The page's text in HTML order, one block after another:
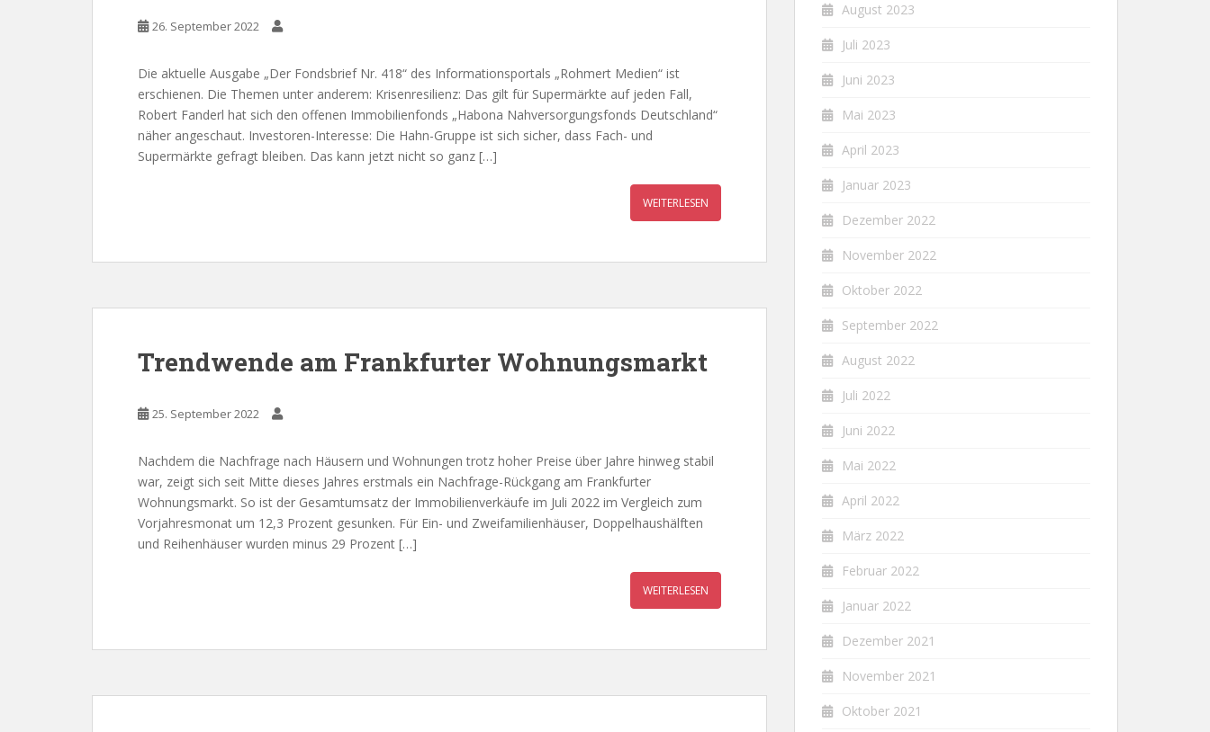
26. September 2022
Die aktuelle Ausgabe „Der Fondsbrief Nr. 418“ des Informationsportals „Rohmert Medien“ ist
erschienen. Die Themen unter anderem: Krisenresilienz: Das gilt für Supermärkte auf jeden Fall,
Robert Fanderl hat sich den offenen Immobilienfonds „Habona Nahversorgungsfonds Deutschland“
näher angeschaut. Investoren-Interesse: Die Hahn-Gruppe ist sich sicher, dass Fach- und
Supermärkte gefragt bleiben. Das kann jetzt nicht so ganz […]
WEITERLESEN
Trendwende am Frankfurter Wohnungsmarkt
25. September 2022
Nachdem die Nachfrage nach Häusern und Wohnungen trotz hoher Preise über Jahre hinweg stabil
war, zeigt sich seit Mitte dieses Jahres erstmals ein Nachfrage-Rückgang am Frankfurter
Wohnungsmarkt. So ist der Gesamtumsatz der Immobilienverkäufe im Juli 2022 im Vergleich zum
Vorjahresmonat um 12,3 Prozent gesunken. Für Ein- und Zweifamilienhäuser, Doppelhaushälften
und Reihenhäuser wurden minus 29 Prozent […]
WEITERLESEN
August 2023
Juli 2023
Juni 2023
Mai 2023
April 2023
Januar 2023
Dezember 2022
November 2022
Oktober 2022
September 2022
August 2022
Juli 2022
Juni 2022
Mai 2022
April 2022
März 2022
Februar 2022
Januar 2022
Dezember 2021
November 2021
Oktober 2021